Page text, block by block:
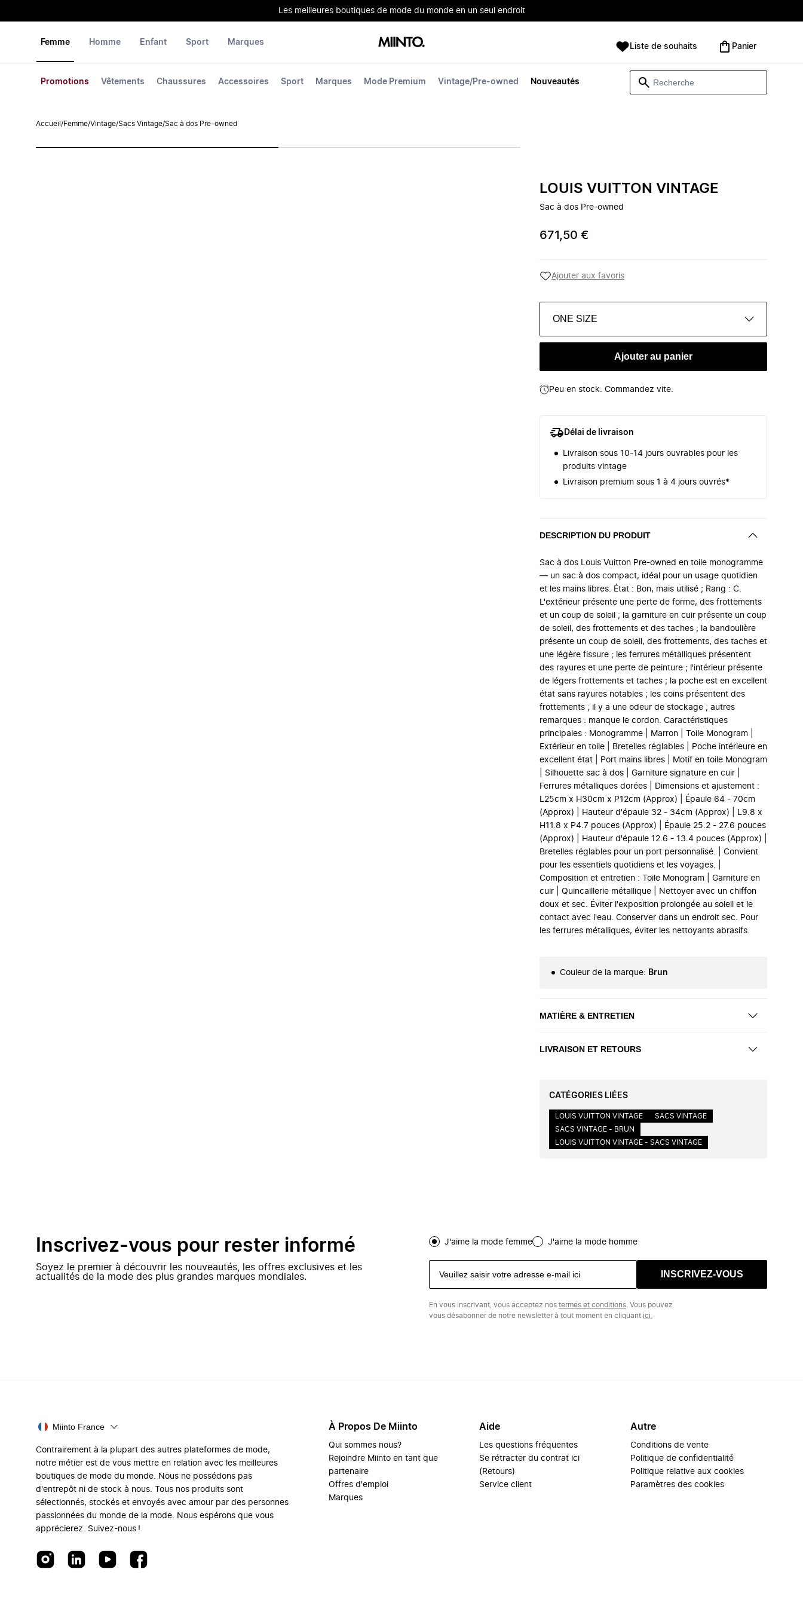
Les meilleures boutiques de mode du monde en un seul endroit
Femme
Promotions Vêtements Chaussures Accessoires Sport Marques Mode Premium Vintage/Pre-owned Nouveautés
Homme Enfant Sport Marques Liste de souhaits Panier
Accueil /Femme/Vintage/Sacs Vintage/Sac à dos Pre-owned
LOUIS VUITTON VINTAGE
Sac à dos Pre-owned
671,50 €
Ajouter aux favoris
ONE SIZE
Ajouter au panier
Peu en stock. Commandez vite.
Délai de livraison
Livraison sous 10-14 jours ouvrables pour les
produits vintage
Livraison premium sous 1 à 4 jours ouvrés*
DESCRIPTION DU PRODUIT
Sac à dos Louis Vuitton Pre-owned en toile monogramme
— un sac à dos compact, idéal pour un usage quotidien
et les mains libres. État : Bon, mais utilisé ; Rang : C.
L'extérieur présente une perte de forme, des frottements
et un coup de soleil ; la garniture en cuir présente un coup
de soleil, des frottements et des taches ; la bandoulière
présente un coup de soleil, des frottements, des taches et
une légère fissure ; les ferrures métalliques présentent
des rayures et une perte de peinture ; l'intérieur présente
de légers frottements et taches ; la poche est en excellent
état sans rayures notables ; les coins présentent des
frottements ; il y a une odeur de stockage ; autres
remarques : manque le cordon. Caractéristiques
principales : Monogramme | Marron | Toile Monogram |
Extérieur en toile | Bretelles réglables | Poche intérieure en
excellent état | Port mains libres | Motif en toile Monogram
| Silhouette sac à dos | Garniture signature en cuir |
Ferrures métalliques dorées | Dimensions et ajustement :
L25cm x H30cm x P12cm (Approx) | Épaule 64 - 70cm
(Approx) | Hauteur d'épaule 32 - 34cm (Approx) | L9.8 x
H11.8 x P4.7 pouces (Approx) | Épaule 25.2 - 27.6 pouces
(Approx) | Hauteur d'épaule 12.6 - 13.4 pouces (Approx) |
Bretelles réglables pour un port personnalisé. | Convient
pour les essentiels quotidiens et les voyages. |
Composition et entretien : Toile Monogram | Garniture en
cuir | Quincaillerie métallique | Nettoyer avec un chiffon
doux et sec. Éviter l'exposition prolongée au soleil et le
contact avec l'eau. Conserver dans un endroit sec. Pour
les ferrures métalliques, éviter les nettoyants abrasifs.
Couleur de la marque: Brun
MATIÈRE & ENTRETIEN
LIVRAISON ET RETOURS
CATÉGORIES LIÉES
LOUIS VUITTON VINTAGE
SACS VINTAGE
SACS VINTAGE - BRUN
LOUIS VUITTON VINTAGE - SACS VINTAGE
Inscrivez-vous pour rester informé
Soyez le premier à découvrir les nouveautés, les offres exclusives et les
actualités de la mode des plus grandes marques mondiales.
J'aime la mode femme J'aime la mode homme
INSCRIVEZ-VOUS
En vous inscrivant, vous acceptez nos termes et conditions . Vous pouvez
vous désabonner de notre newsletter à tout moment en cliquant ici.
Miinto France
Contrairement à la plupart des autres plateformes de mode,
notre métier est de vous mettre en relation avec les meilleures
boutiques de mode du monde. Nous ne possédons pas
d'entrepôt ni de stock à nous. Tous nos produits sont
sélectionnés, stockés et envoyés avec amour par des personnes
passionnées du monde de la mode. Nous espérons que vous
apprécierez. Suivez-nous !
À Propos De Miinto
Qui sommes nous?
Rejoindre Miinto en tant que
partenaire
Offres d'emploi
Marques
Aide
Les questions fréquentes
Se rétracter du contrat ici
(Retours)
Service client
Autre
Conditions de vente
Politique de confidentialité
Politique relative aux cookies
Paramètres des cookies